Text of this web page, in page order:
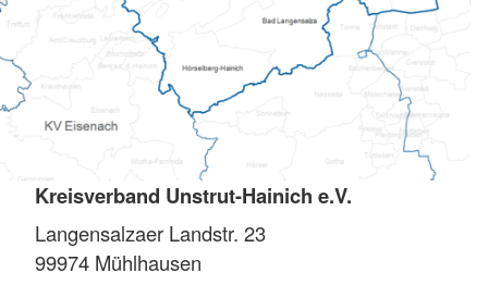
Kreisverband Unstrut-Hainich e.V.
Langensalzaer Landstr. 23
99974 Mühlhausen